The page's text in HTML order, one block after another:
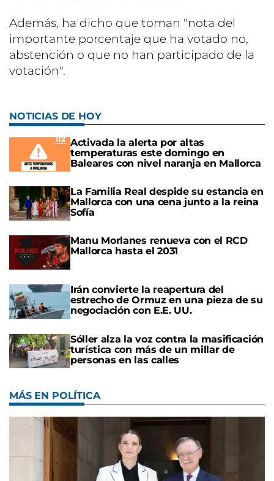
Además, ha dicho que toman "nota del
importante porcentaje que ha votado no,
abstención o que no han participado de la
votación".
NOTICIAS DE HOY
Activada la alerta por altas
temperaturas este domingo en
Baleares con nivel naranja en Mallorca
La Familia Real despide su estancia en
Mallorca con una cena junto a la reina
Sofía
Manu Morlanes renueva con el RCD
Mallorca hasta el 2031
Irán convierte la reapertura del
estrecho de Ormuz en una pieza de su
negociación con E.E. UU.
Sóller alza la voz contra la masificación
turística con más de un millar de
personas en las calles
MÁS EN POLÍTICA